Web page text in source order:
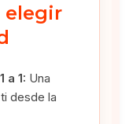
elegir
a 1: Una
desde la